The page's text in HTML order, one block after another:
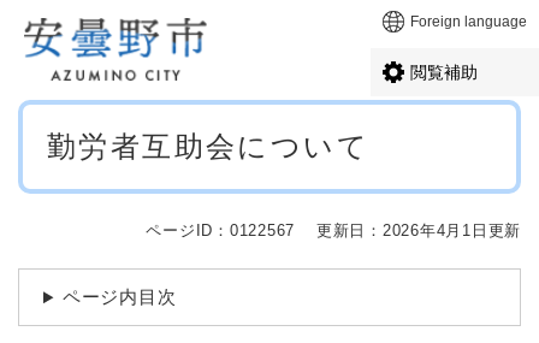
メニューを飛ばして本文へ Foreign language
閲覧補助
本
勤労者互助会について
ページID：0122567 更新日：2026年4月1日更新
ページ内目次